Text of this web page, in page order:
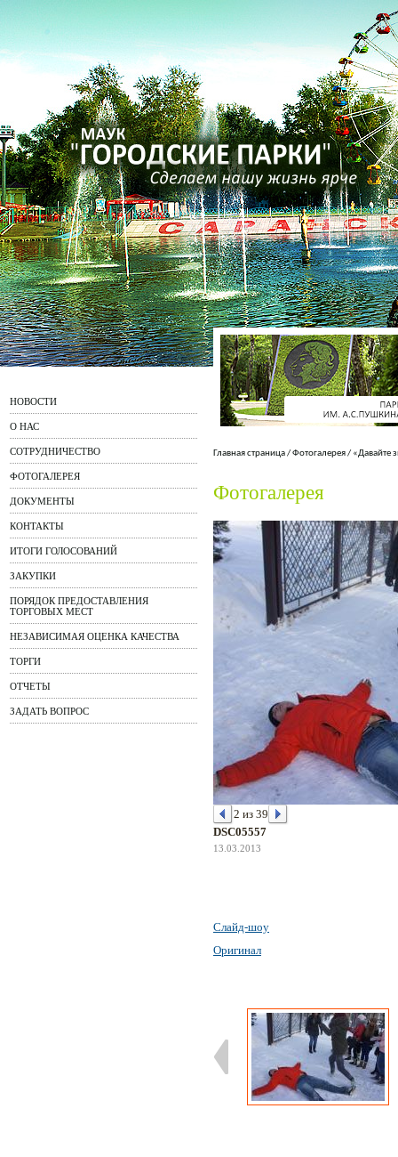
НОВОСТИ
О НАС
СОТРУДНИЧЕСТВО
ФОТОГАЛЕРЕЯ
ДОКУМЕНТЫ
КОНТАКТЫ
ИТОГИ ГОЛОСОВАНИЙ
ЗАКУПКИ
ПОРЯДОК ПРЕДОСТАВЛЕНИЯ
ТОРГОВЫХ МЕСТ
НЕЗАВИСИМАЯ ОЦЕНКА КАЧЕСТВА
ТОРГИ
ОТЧЕТЫ
ЗАДАТЬ ВОПРОС
Главная страница/Фотогалерея/ «Давайте
Фотогалерея
2 из 39
DSC05557
13.03.2013
Слайд-шоу
Оригинал